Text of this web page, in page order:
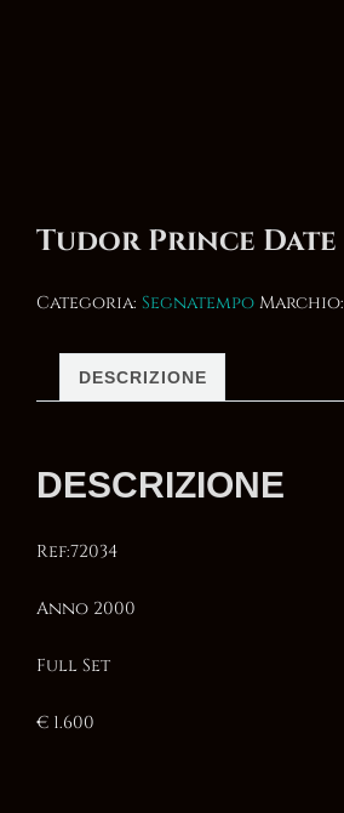
Tudor Prince Date
Categoria: Segnatempo Marchio:
DESCRIZIONE
DESCRIZIONE
Ref:72034
Anno 2000
Full Set
€ 1.600